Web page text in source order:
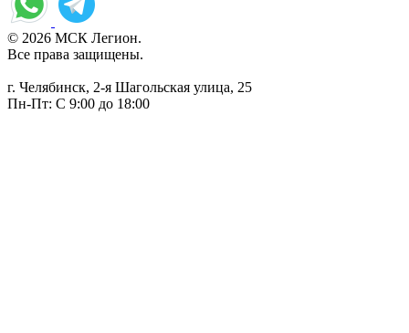
© 2026 МСК Легион.
Все права защищены.
г. Челябинск, 2-я Шагольская улица, 25
Пн-Пт: С 9:00 до 18:00